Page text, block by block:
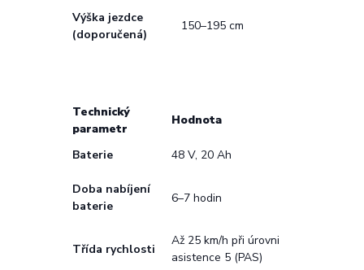
Výška jezdce
(doporučená)
150–195 cm
Technický
parametr
Hodnota
Baterie 48 V, 20 Ah
Doba nabíjení
baterie
6–7 hodin
Třída rychlosti
Až 25 km/h při úrovni
asistence 5 (PAS)